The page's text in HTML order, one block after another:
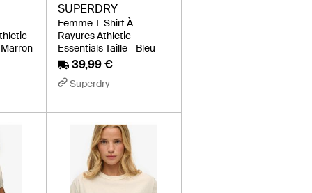
SUPERDRY
Femme T-Shirt À
Rayures Athletic
Essentials Taille - Bleu
39,99 €
Superdry